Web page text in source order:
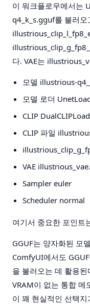
이 워크플로우에서는
q4_k_s.gguf를 불러오
다. VAE는
모델 illustrious-
모델 로더
CLIP
CLIP 파일
VAE
Sampler euler
Scheduler normal
여기서 중요한 포인트
GGUF는 양자화된 모
ComfyUI에서도
을 불러오는 데 활용
VRAM이 없는 통합 메
이 꽤 현실적인 선택지